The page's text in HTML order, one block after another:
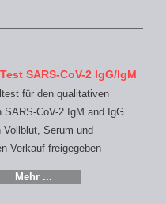
SARS-CoV-2 IgG/IgM
für den qualitativen
SARS-CoV-2 IgM and IgG
Vollblut, Serum und
Verkauf freigegeben
Mehr ...